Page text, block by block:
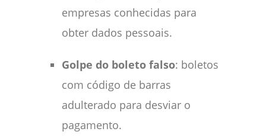
empresas conhecidas para
obter dados pessoais.
Golpe do boleto falso: boletos
com código de barras
adulterado para desviar o
pagamento.